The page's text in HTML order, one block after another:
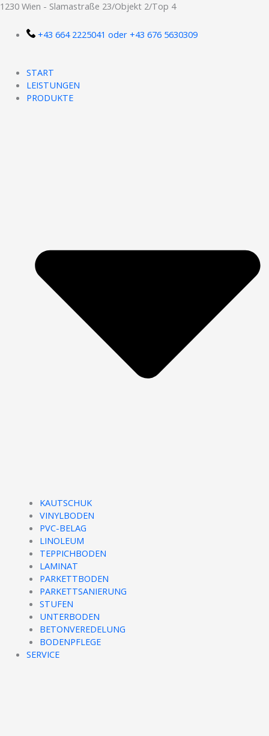
Zum
springen
1230 Wien - Slamastraße 23/Objekt 2/Top 4
+43 664 2225041 oder +43 676 5630309
START
LEISTUNGEN
PRODUKTE
KAUTSCHUK
VINYLBODEN
PVC-BELAG
LINOLEUM
TEPPICHBODEN
LAMINAT
PARKETTBODEN
PARKETTSANIERUNG
STUFEN
UNTERBODEN
BETONVEREDELUNG
BODENPFLEGE
SERVICE